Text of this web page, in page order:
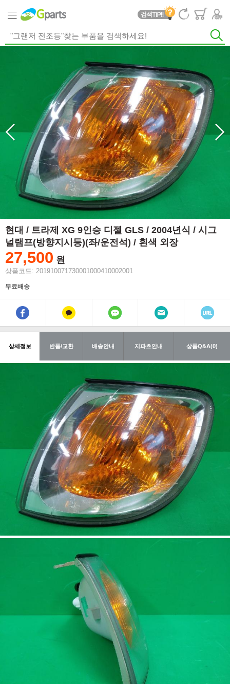
현대 / 트라제 XG 9인승 디젤 GLS / 2004년식 / 시그
널램프(방향지시등)(좌/운전석) / 흰색 외장
27,500 원
상품코드: 201910071730001000410002001
무료배송
상세정보 반품/교환 배송안내 지파츠안내 상품Q&A(0)